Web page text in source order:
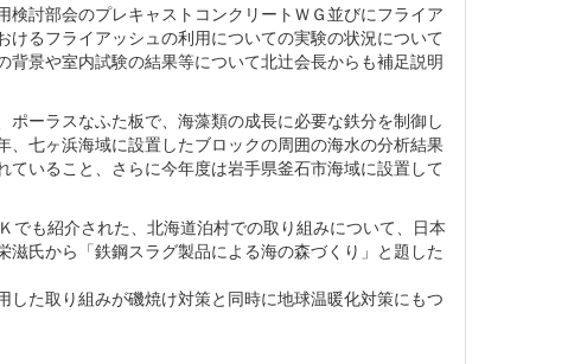
討部会のプレキャストコンクリートＷＧ並びにフライア
るフライアッシュの利用についての実験の状況について
景や室内試験の結果等について北辻会長からも補足説明
ーラスなふた板で、海藻類の成長に必要な鉄分を制御し
七ヶ浜海域に設置したブロックの周囲の海水の分析結果
いること、さらに今年度は岩手県釜石市海域に設置して
も紹介された、北海道泊村での取り組みについて、日本
から「鉄鋼スラグ製品による海の森づくり」と題した
た取り組みが磯焼け対策と同時に地球温暖化対策にもつ